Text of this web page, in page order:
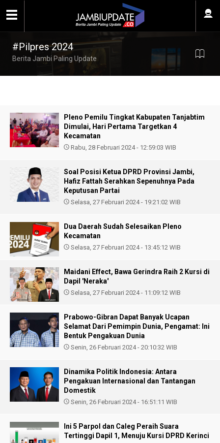
#Pilpres 2024
Berita Jambi Paling Update
Pleno Pemilu Tingkat Kabupaten Tanjabtim
Dimulai, Hari Pertama Targetkan 4
Kecamatan
Rabu, 28 Februari 2024 - 12:59:03 WIB
Soal Posisi Ketua DPRD Provinsi Jambi,
Hafiz Fattah Serahkan Sepenuhnya Pada
Keputusan Partai
Selasa, 27 Februari 2024 - 19:21:02 WIB
Dua Daerah Sudah Selesaikan Pleno
Kecamatan
Selasa, 27 Februari 2024 - 13:45:12 WIB
Maidani Effect, Bawa Gerindra Raih 2 Kursi di
Dapil 'Neraka'
Selasa, 27 Februari 2024 - 11:09:12 WIB
Prabowo-Gibran Dapat Banyak Ucapan
Selamat Dari Pemimpin Dunia, Pengamat: Ini
Bentuk Pengakuan Dunia
Senin, 26 Februari 2024 - 20:10:32 WIB
Dinamika Politik Indonesia: Antara
Pengakuan Internasional dan Tantangan
Domestik
Senin, 26 Februari 2024 - 16:51:11 WIB
Ini 5 Parpol dan Caleg Peraih Suara
Tertinggi Dapil 1, Menuju Kursi DPRD Kerinci